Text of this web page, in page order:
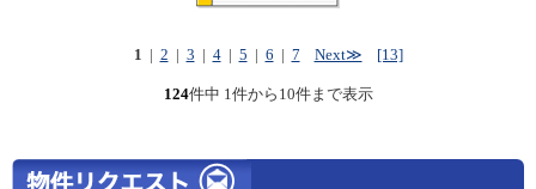
1 2 3 4| 5 6 7 Next≫ [13]
124件中 1件から10件まで表示